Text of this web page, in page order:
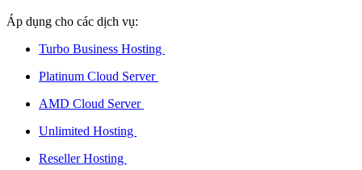
Áp dụng cho các dịch vụ:
Turbo Business Hosting
Platinum Cloud Server
AMD Cloud Server
Unlimited Hosting
Reseller Hosting